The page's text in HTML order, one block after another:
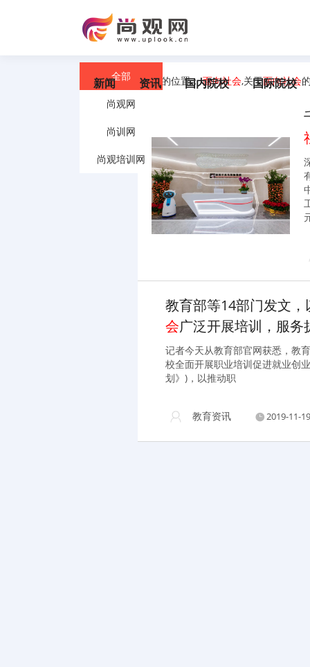
新闻 资讯 国内院校 国际院校
全部
尚观网
尚训网
尚观培训网
您的位置：面向社会,关于面向社会
教育部等14部门发文
会广泛开展培训，服务
记者今天从教育部官网获悉，教
校全面开展职业培训促进就业创
划》)，以推动职
教育资讯 2019-11-